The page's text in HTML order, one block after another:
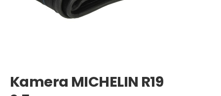
Kamera MICHELIN R19